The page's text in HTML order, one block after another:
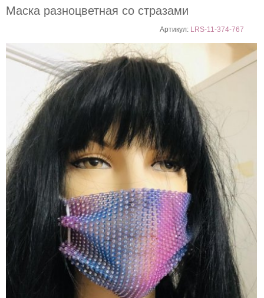
Маска разноцветная со стразами
Артикул: LRS-11-374-767